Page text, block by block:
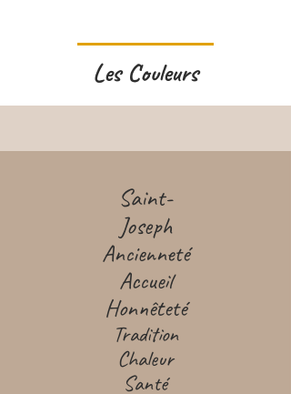
Les Couleurs
Saint-
Joseph
Ancienneté
Accueil
Honnêteté
Tradition
Chaleur
Santé